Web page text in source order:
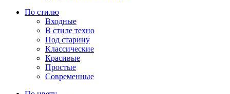
По стилю
Входные
В стиле техно
Под старину
Классические
Красивые
Простые
Современные